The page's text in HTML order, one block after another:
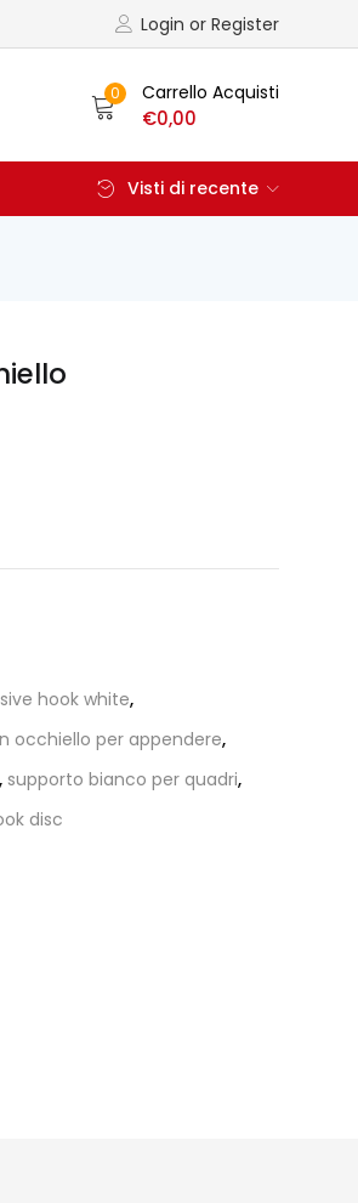
Login or Register
0 Carrello Acquisti
€0,00
Visti di recente
hook white,
occhiello per appendere,
, supporto bianco per quadri,
disc